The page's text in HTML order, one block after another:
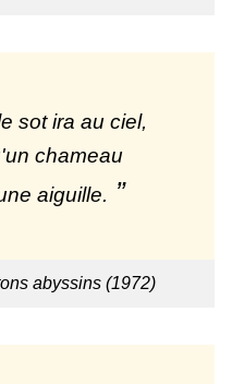
sot ira au ciel,
chameau
aiguille.
abyssins (1972)